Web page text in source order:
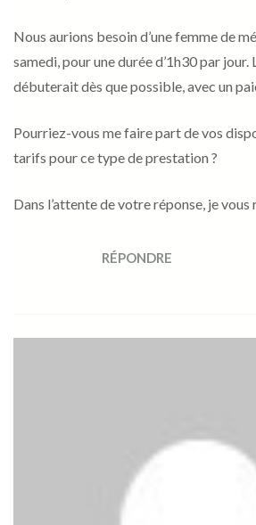
Nous aurions besoin d’une femme de
samedi, pour une durée d’1h30 par jour.
débuterait dès que possible, avec un
Pourriez-vous me faire part de vos
tarifs pour ce type de prestation ?
Dans l’attente de votre réponse, je
RÉPONDRE